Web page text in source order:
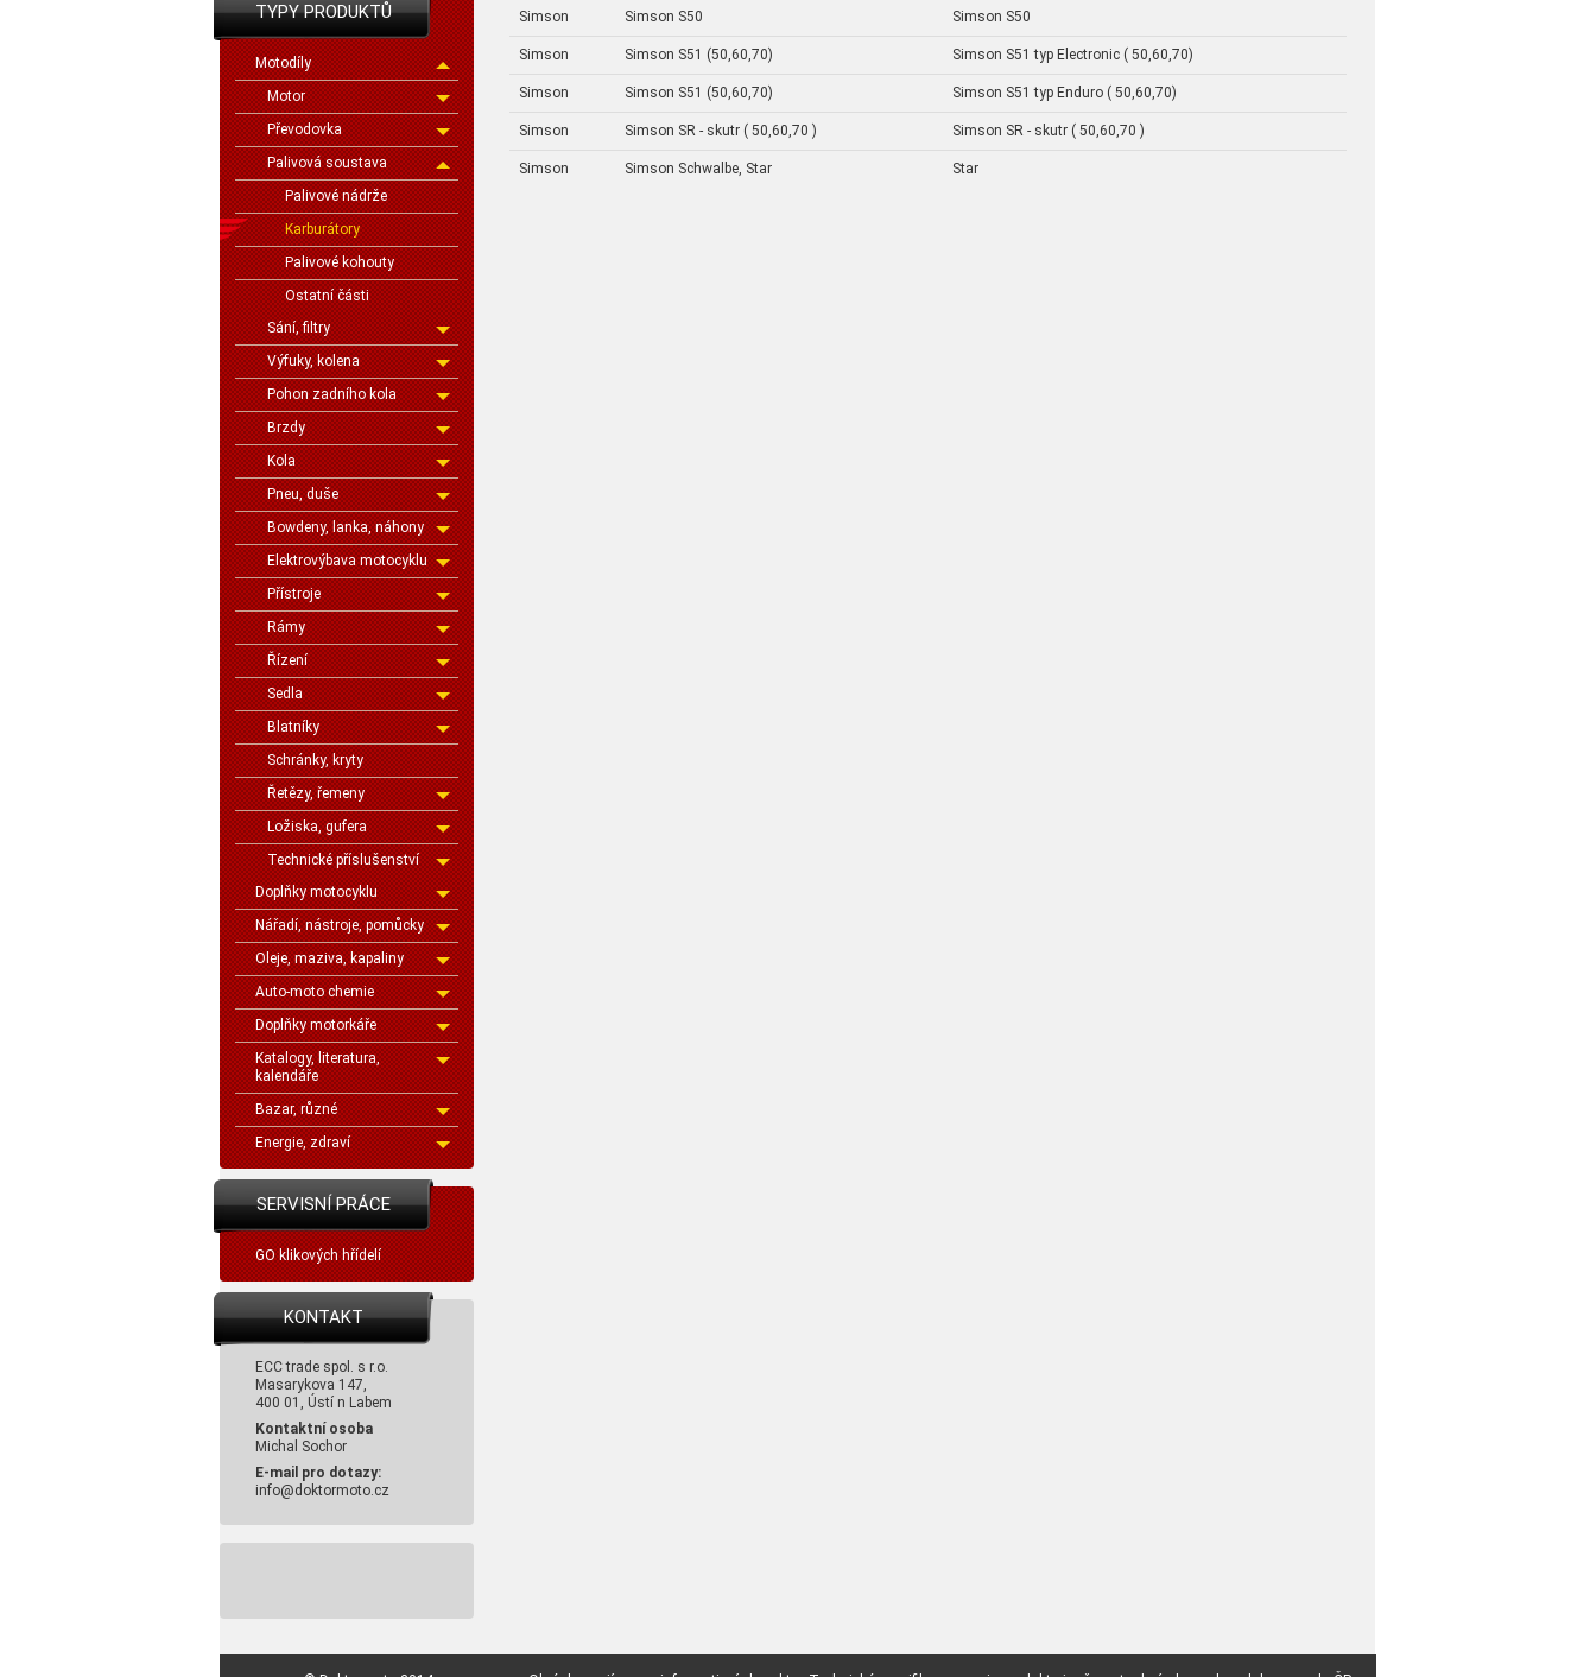
TYPY PRODUKTŮ
Motodíly
Motor
Převodovka
Palivová soustava
Palivové nádrže
Karburátory
Palivové kohouty
Ostatní části
Sání, filtry
Výfuky, kolena
Pohon zadního kola
Brzdy
Kola
Pneu, duše
Bowdeny, lanka, náhony
Elektrovýbava motocyklu
Přístroje
Rámy
Řízení
Sedla
Blatníky
Schránky, kryty
Řetězy, řemeny
Ložiska, gufera
Technické příslušenství
Doplňky motocyklu
Nářadí, nástroje, pomůcky
Oleje, maziva, kapaliny
Auto-moto chemie
Doplňky motorkáře
Katalogy, literatura,
kalendáře
Bazar, různé
Energie, zdraví
SERVISNÍ PRÁCE
GO klikových hřídelí
KONTAKT
ECC trade spol. s r.o.
Masarykova 147,
400 01, Ústí n Labem
Kontaktní osoba
Michal Sochor
E-mail pro dotazy:
info@doktormoto.cz
Simson Simson S50 Simson S50
Simson Simson S51 (50,60,70) Simson S51 typ Electronic ( 50,60,70)
Simson Simson S51 (50,60,70) Simson S51 typ Enduro ( 50,60,70)
Simson Simson SR - skutr ( 50,60,70 ) Simson SR - skutr ( 50,60,70 )
Simson Simson Schwalbe, Star Star